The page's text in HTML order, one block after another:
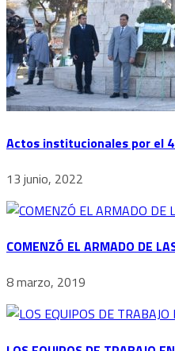
Actos institucionales por el
13 junio, 2022
COMENZÓ EL ARMADO DE
8 marzo, 2019